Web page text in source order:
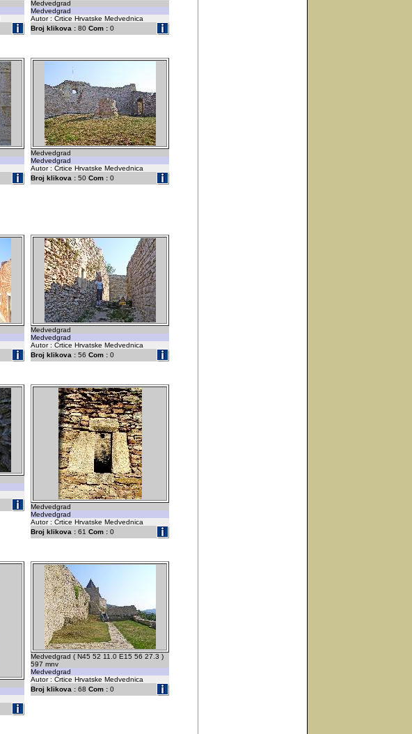
Medvedgrad
Medvedgrad
Autor : Crtice Hrvatske Medvednica
Broj klikova : 80 Com : 0
Medvedgrad
Medvedgrad
Autor : Crtice Hrvatske Medvednica
Broj klikova : 50 Com : 0
Medvedgrad
Medvedgrad
Autor : Crtice Hrvatske Medvednica
Broj klikova : 56 Com : 0
Medvedgrad
Medvedgrad
Autor : Crtice Hrvatske Medvednica
Broj klikova : 61 Com : 0
Medvedgrad ( N45 52 11.0 E15 56 27.3 )
597 mnv
Medvedgrad
Autor : Crtice Hrvatske Medvednica
Broj klikova : 68 Com : 0